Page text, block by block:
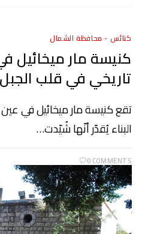
كنائس - محافظة الشمال
كنيسة مار ميخائيل
تاريخي في قلب الجبل
تقع كنيسة مار ميخائيل في
البناء يُقدّر أنّها شُيّدت…
0 COMMENTS